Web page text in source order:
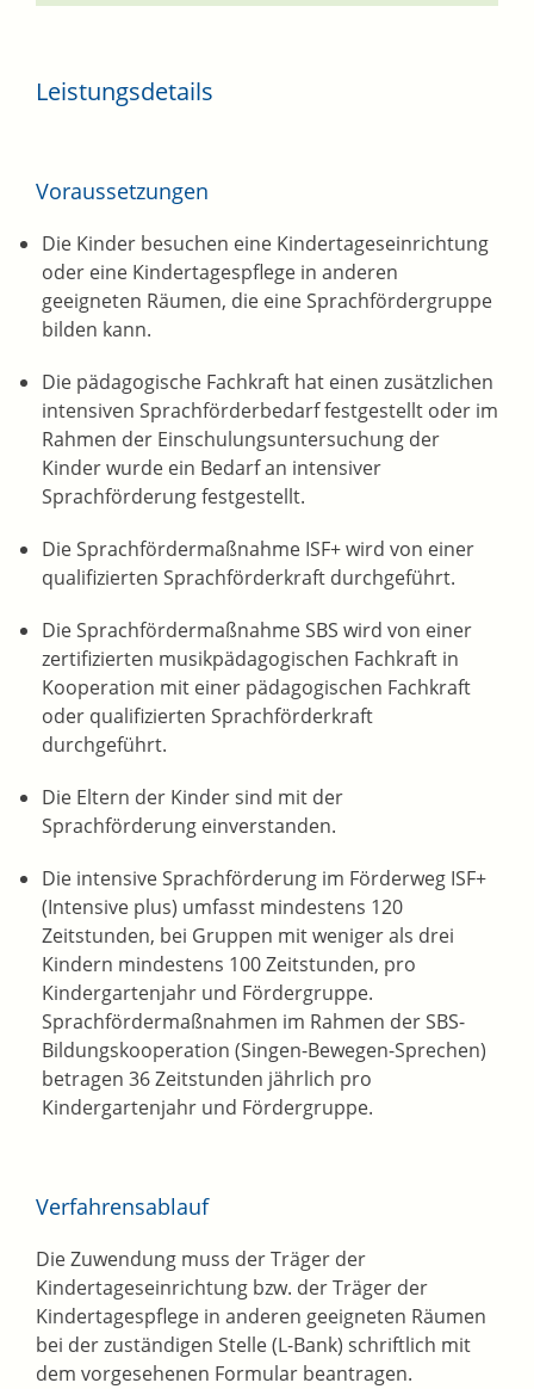
Leistungsdetails
Voraussetzungen
Die Kinder besuchen eine Kindertageseinrichtung
oder eine Kindertagespflege in anderen
geeigneten Räumen, die eine Sprachfördergruppe
bilden kann.
Die pädagogische Fachkraft hat einen zusätzlichen
intensiven Sprachförderbedarf festgestellt oder im
Rahmen der Einschulungsuntersuchung der
Kinder wurde ein Bedarf an intensiver
Sprachförderung festgestellt.
Die Sprachfördermaßnahme ISF+ wird von einer
qualifizierten Sprachförderkraft durchgeführt.
Die Sprachfördermaßnahme SBS wird von einer
zertifizierten musikpädagogischen Fachkraft in
Kooperation mit einer pädagogischen Fachkraft
oder qualifizierten Sprachförderkraft
durchgeführt.
Die Eltern der Kinder sind mit der
Sprachförderung einverstanden.
Die intensive Sprachförderung im Förderweg ISF+
(Intensive plus) umfasst mindestens 120
Zeitstunden, bei Gruppen mit weniger als drei
Kindern mindestens 100 Zeitstunden, pro
Kindergartenjahr und Fördergruppe.
Sprachfördermaßnahmen im Rahmen der SBS-
Bildungskooperation (Singen-Bewegen-Sprechen)
betragen 36 Zeitstunden jährlich pro
Kindergartenjahr und Fördergruppe.
Verfahrensablauf
Die Zuwendung muss der Träger der
Kindertageseinrichtung bzw. der Träger der
Kindertagespflege in anderen geeigneten Räumen
bei der zuständigen Stelle (L-Bank) schriftlich mit
dem vorgesehenen Formular beantragen.